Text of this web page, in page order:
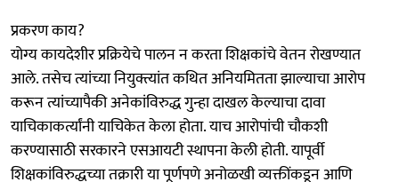
प्रकरण काय?
योग्य कायदेशीर प्रक्रियेचे पालन न करता शिक्षकांचे वेतन रोखण्यात
आले. तसेच त्यांच्या नियुक्त्यांत कथित अनियमितता झाल्याचा आरोप
करून त्यांच्यापैकी अनेकांविरुद्ध गुन्हा दाखल केल्याचा दावा
याचिकाकर्त्यांनी याचिकेत केला होता. याच आरोपांची चौकशी
करण्यासाठी सरकारने एसआयटी स्थापना केली होती. यापूर्वी
शिक्षकांविरुद्धच्या तक्रारी या पूर्णपणे अनोळखी व्यक्तींकडून आणि